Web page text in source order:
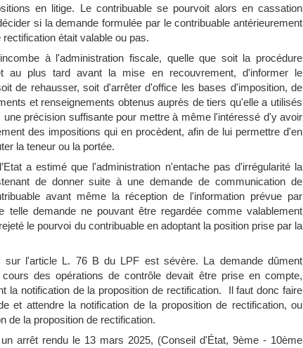
en litige. Le contribuable se pourvoit alors en cassation
si la demande formulée par le contribuable antérieurement
était valable ou pas.
à l'administration fiscale, quelle que soit la procédure
au plus tard avant la mise en recouvrement, d'informer le
de rehausser, soit d'arrêter d'office les bases d'imposition, de
et renseignements obtenus auprès de tiers qu'elle a utilisés
précision suffisante pour mettre à même l'intéressé d'y avoir
des impositions qui en procèdent, afin de lui permettre d'en
la teneur ou la portée.
a estimé que l'administration n'entache pas d'irrégularité la
de donner suite à une demande de communication de
avant même la réception de l'information prévue par
demande ne pouvant être regardée comme valablement
le pourvoi du contribuable en adoptant la position prise par la
sur l'article L. 76 B du LPF est sévère. La demande dûment
des opérations de contrôle devait être prise en compte,
la notification de la proposition de rectification. Il faut donc faire
et attendre la notification de la proposition de rectification, ou
de la proposition de rectification.
arrêt rendu le 13 mars 2025, (Conseil d'État, 9ème - 10ème